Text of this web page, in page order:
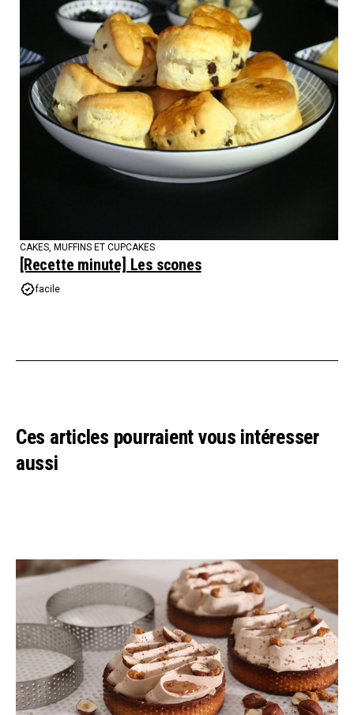
CAKES, MUFFINS ET CUPCAKES
[Recette minute] Les scones
facile
Ces articles pourraient vous intéresser
aussi